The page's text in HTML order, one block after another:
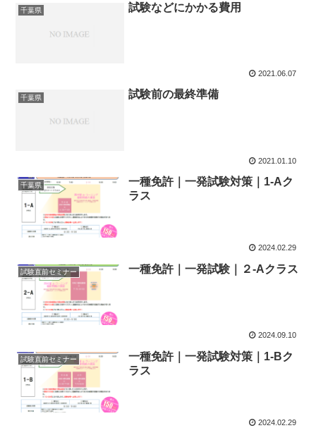
千葉県 試験などにかかる費用
2021.06.07
千葉県 試験前の最終準備
2021.01.10
千葉県
一種免許｜一発試験対策｜1-Aク
ラス
2024.02.29
試験直前セミナー 一種免許｜一発試験｜２-Aクラス
2024.09.10
試験直前セミナー
一種免許｜一発試験対策｜1-Bク
ラス
2024.02.29